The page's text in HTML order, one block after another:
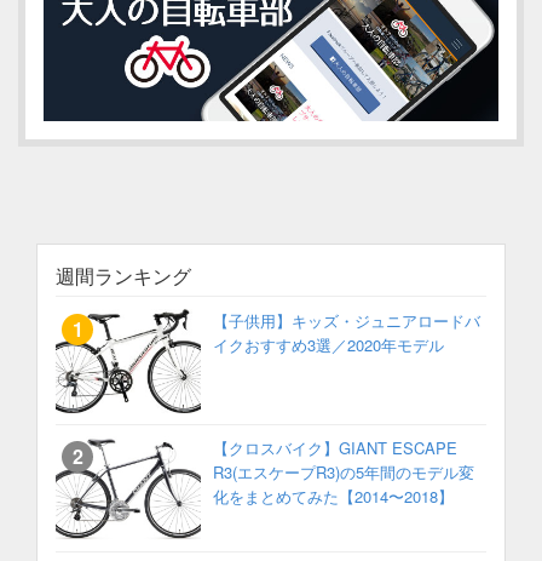
週間ランキング
【子供用】キッズ・ジュニアロードバ
イクおすすめ3選／2020年モデル
【クロスバイク】GIANT ESCAPE
R3(エスケープR3)の5年間のモデル変
化をまとめてみた【2014〜2018】